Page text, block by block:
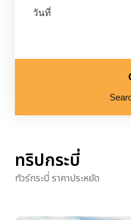
วันที่
ทริปกระบี่
ทัวร์กระบี่ ราคาประหยัด